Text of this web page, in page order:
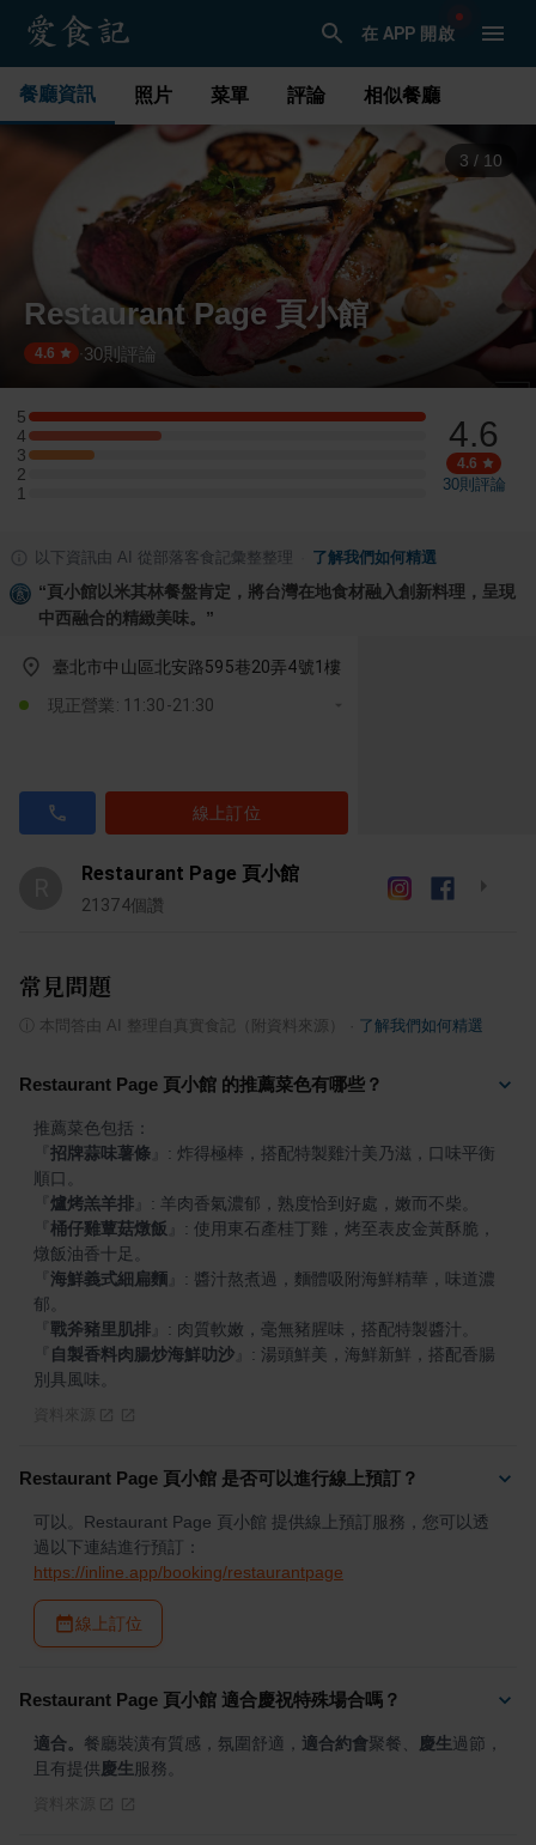
在 APP 開啟
餐廳資訊 照片 菜單 評論 相似餐廳
4 / 10
Restaurant Page 頁小館
4.6 30則評論
5
5 星：6 則評論
4
4 星：2 則評論
3
3 星：1 則評論
2
2 星：0 則評論
1
1 星：0 則評論
4.6
4.6
30則評論
以下資訊由 AI 從部落客食記彙整整理 了解我們如何精選
“頁小館以米其林餐盤肯定，將台灣在地食材融入創新料理，呈現
中西融合的精緻美味。 ”
臺北市中山區北安路595巷20弄4號1樓
現正營業: 11:30-21:30
線上訂位
Restaurant Page 頁小館
21374個讚
常見問題
本問答由 AI 整理自真實食記（附資料來源） 了解我們如何精選
Restaurant Page 頁小館 的推薦菜色有哪些？
招牌蒜味薯條
: 炸得極棒，搭配特製雞汁美乃滋，口味平衡
爐烤羔羊排
桶仔雞蕈菇燉飯
: 使用東石產桂丁雞，烤至表皮金黃酥脆，
海鮮義式細扁麵
: 醬汁熬煮過，麵體吸附海鮮精華，味道濃
戰斧豬里肌排
自製香料肉腸炒海鮮叻沙
: 湯頭鮮美，海鮮新鮮，搭配香腸
別具風味。
Restaurant Page 頁小館 是否可以進行線上預訂？
可以。Restaurant Page 頁小館 提供線上預訂服務，您可以透
過以下連結進行預訂：
https://inline.app/booking/restaurantpage
線上訂位
Restaurant Page 頁小館 適合慶祝特殊場合嗎？
適合。 餐廳裝潢有質感，氛圍舒適， 適合約會聚餐、 慶生過節，
且有提供 慶生服務。